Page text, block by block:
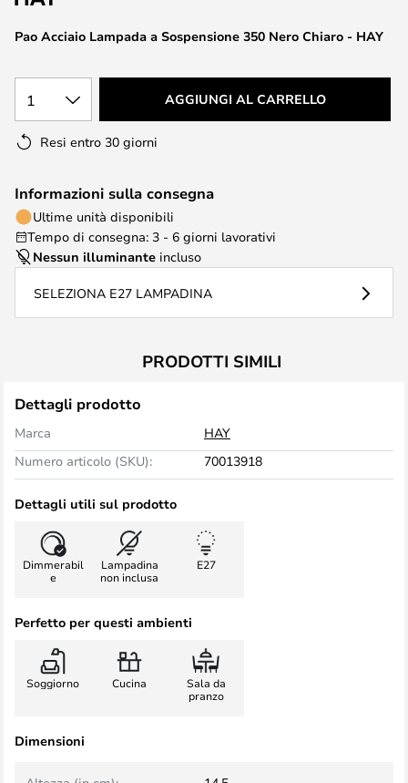
Pao Acciaio Lampada a Sospensione 350 Nero Chiaro - HAY
1 AGGIUNGI AL CARRELLO
Resi entro 30 giorni
Informazioni sulla consegna
Ultime unità disponibili
Tempo di consegna: 3 - 6 giorni lavorativi
Nessun illuminante incluso
SELEZIONA E27 LAMPADINA
PRODOTTI SIMILI
Dettagli prodotto
Marca
HAY
Numero articolo (SKU):
70013918
Dettagli utili sul prodotto
Dimmerabil
e
Lampadina
non inclusa
E27
Perfetto per questi ambienti
Soggiorno Cucina
Sala da
pranzo
Dimensioni